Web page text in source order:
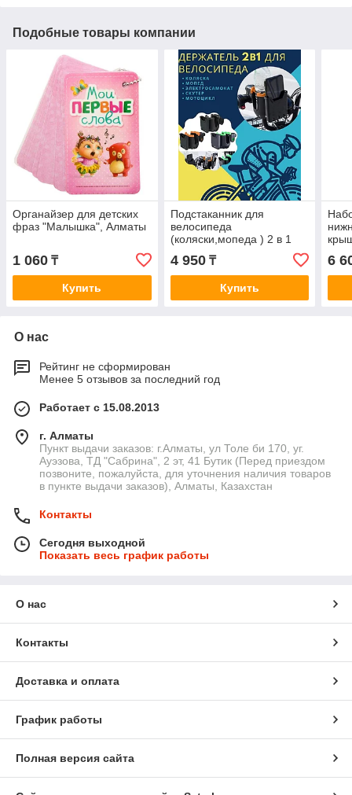
Подобные товары компании
Органайзер для детских
фраз "Малышка", Алматы
1 060 ₸
Купить
Подстаканник для
велосипеда
(коляски,мопеда ) 2 в 1
4 950₸
Купить
6
О нас
Рейтинг не сформирован
Менее 5 отзывов за последний год
Работает с 15.08.2013
г. Алматы
Пункт выдачи заказов: г.Алматы, ул Толе би 170, уг.
Ауэзова, ТД "Сабрина", 2 эт, 41 Бутик (Перед приездом
позвоните, пожалуйста, для уточнения наличия товаров
в пункте выдачи заказов), Алматы, Казахстан
Контакты
Сегодня выходной
Показать весь график работы
О нас
Контакты
Доставка и оплата
График работы
Полная версия сайта